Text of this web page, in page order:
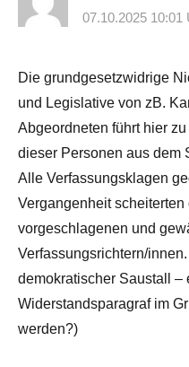
07.10.2025 10:01
Die grundgesetzwidrige
und Legislative von zB.
Abgeordneten führt hier
dieser Personen aus dem
Alle Verfassungsklagen
Vergangenheit
vorgeschlagenen und
Verfassungsrichtern/
demokratischer Saustall –
Widerstandsparagraf im
werden?)